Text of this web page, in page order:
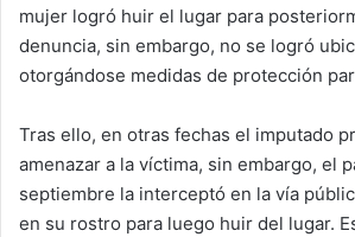
mujer logró huir el lugar para
denuncia, sin embargo, no se logró
otorgándose medidas de protección
Tras ello, en otras fechas el imputado
amenazar a la víctima, sin embargo, el
septiembre la interceptó en la vía
en su rostro para luego huir del lugar.